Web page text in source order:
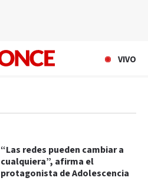
VIVO
“Las redes pueden cambiar a
cualquiera”, afirma el
protagonista de Adolescencia